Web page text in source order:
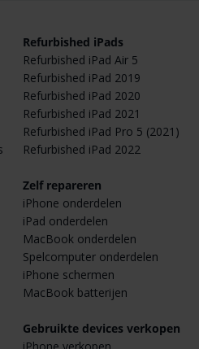
Refurbished iPads
Refurbished iPad Air 5
Refurbished iPad 2019
Refurbished iPad 2020
Refurbished iPad 2021
Refurbished iPad Pro 5 (2021)
Refurbished iPad 2022
Zelf repareren
iPhone onderdelen
iPad onderdelen
MacBook onderdelen
Spelcomputer onderdelen
iPhone schermen
MacBook batterijen
Gebruikte devices verkopen
iPhone verkopen